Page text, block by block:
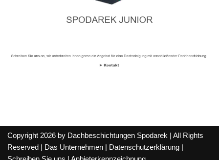
Copyright 2026 by Dachbeschichtungen Spodarek | All Rights
Reserved |
Das Unternehmen Datenschutzerklärung